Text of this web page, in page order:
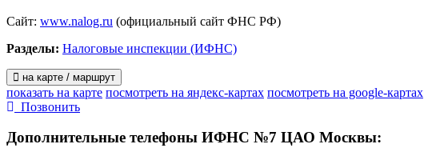
Сайт: www.nalog.ru (официальный сайт ФНС РФ)
Разделы: Налоговые инспекции (ИФНС)
на карте / маршрут
показать на карте посмотреть на яндекс-картах посмотреть на google-картах
Позвонить
Дополнительные телефоны ИФНС №7 ЦАО Москвы: